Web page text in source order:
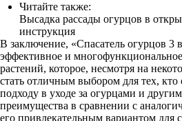
Читайте также:
Высадка рассады огурцов в
инструкция
В заключение, «Спасатель огурцов 3
эффективное и
растений, которое, несмотря на
стать отличным выбором для тех,
подходу в уходе за огурцами и
преимущества в сравнении с
его привлекательным вариантом для